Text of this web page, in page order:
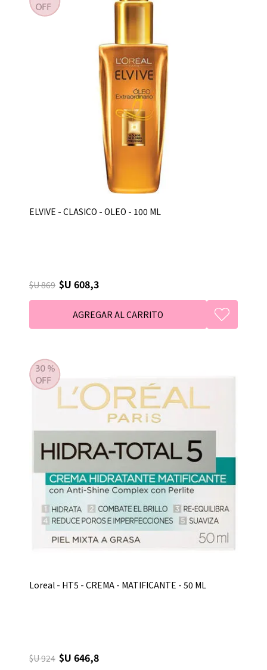
ELVIVE - CLASICO - OLEO - 100 ML
$U 869 $U 608,3
Loreal - HT5 - CREMA - MATIFICANTE - 50 ML
$U 924 $U 646,8